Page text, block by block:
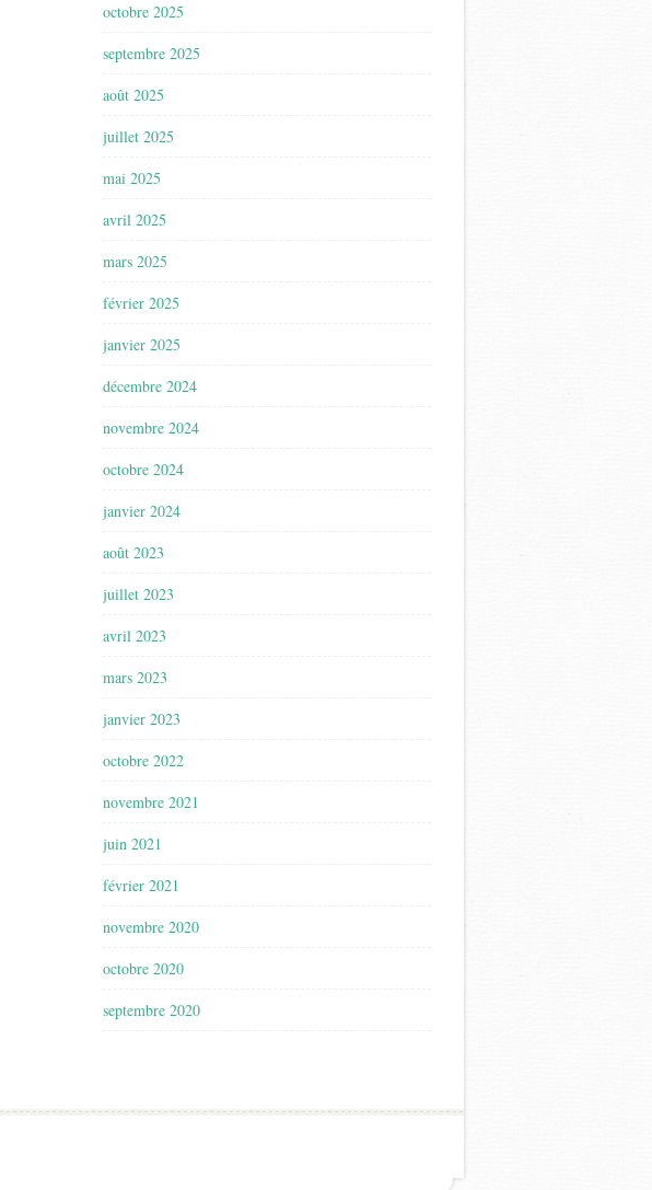
octobre 2025
septembre 2025
août 2025
juillet 2025
mai 2025
avril 2025
mars 2025
février 2025
janvier 2025
décembre 2024
novembre 2024
octobre 2024
janvier 2024
août 2023
juillet 2023
avril 2023
mars 2023
janvier 2023
octobre 2022
novembre 2021
juin 2021
février 2021
novembre 2020
octobre 2020
septembre 2020